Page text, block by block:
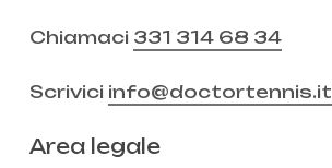
Chiamaci 331 314 68 34
Scrivici info@doctortennis.it
Area legale